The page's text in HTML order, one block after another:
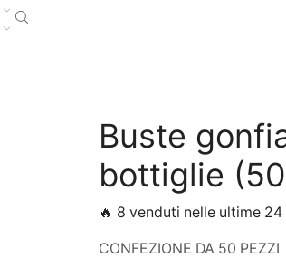
Buste
bottiglie
🔥 8 venduti nelle ultime 24
CONFEZIONE DA 50 PEZZI